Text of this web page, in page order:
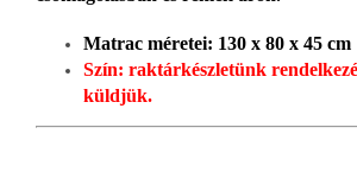
Matrac méretei: 130 x 80 x 45 cm
Szín: raktárkészletünk
küldjük.